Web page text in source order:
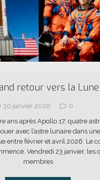
retour vers la Lune
30 janvier 2026
0
ans après Apollo 17, quatre
avec l’astre lunaire dans
entre février et avril 2026. Le
Vendredi 23 janvier, les
membres